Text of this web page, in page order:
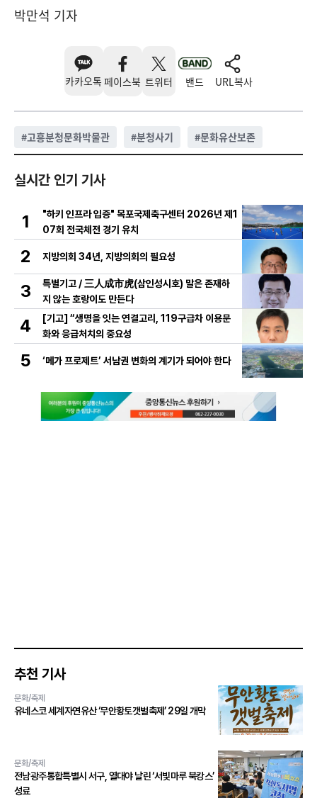
박만석 기자
카카오톡 페이스북 트위터 밴드 URL복사
#고흥분청문화박물관 #분청사기 #문화유산보존
실시간 인기 기사
1
"하키 인프라 입증" 목포국제축구센터 2026년 제1
07회 전국체전 경기 유치
2 지방의회 34년, 지방의회의 필요성
3
특별기고 / 三人成市虎(삼인성시호) 말은 존재하
지 않는 호랑이도 만든다
4
[기고] “생명을 잇는 연결고리, 119구급차 이용문
화와 응급처치의 중요성
5 ‘메가 프로제트’ 서남권 변화의 계기가 되어야 한다
추천 기사
문화/축제
유네스코 세계자연유산 ‘무안황토갯벌축제’ 29일 개막
문화/축제
전남광주통합특별시 서구, 열대야 날린 ‘서빛마루 북캉스’
성료